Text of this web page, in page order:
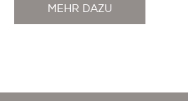
MEHR DAZU